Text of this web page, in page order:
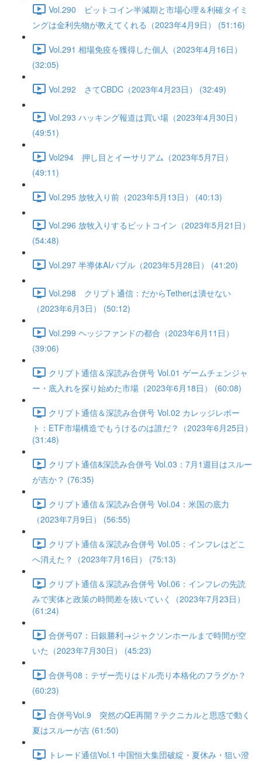
Vol.290 ビットコイン半減期と市場心理＆利確タイミ
ングは金利先物が教えてくれる（2023年4月9日） (51:16)
Vol.291 相場免疫を獲得した個人（2023年4月16日）
(32:05)
Vol.292 さてCBDC（2023年4月23日） (32:49)
Vol.293 ハッキング報道は買い場（2023年4月30日）
(49:51)
Vol294 押し目とイーサリアム（2023年5月7日）
(49:11)
Vol.295 放牧入り前（2023年5月13日） (40:13)
Vol.296 放牧入りするビットコイン（2023年5月21日）
(54:48)
Vol.297 半導体AIバブル（2023年5月28日） (41:20)
Vol.298 クリプト通信：だからTetherは潰せない
（2023年6月3日） (50:12)
Vol.299 ヘッジファンドの都合（2023年6月11日）
(39:06)
クリプト通信＆深読み合併号 Vol.01 ゲームチェンジャ
ー・底入れを探り始めた市場（2023年6月18日） (60:08)
クリプト通信＆深読み合併号 Vol.02 カレッジレポー
ト：ETF市場構造でもうけるのは誰だ？（2023年6月25日）
(31:48)
クリプト通信&深読み合併号 Vol.03：7月1週目はスルー
が吉か？ (76:35)
クリプト通信＆深読み合併号 Vol.04：米国の底力
（2023年7月9日） (56:55)
クリプト通信＆深読み合併号 Vol.05：インフレはどこ
へ消えた？（2023年7月16日） (75:13)
クリプト通信＆深読み合併号 Vol.06：インフレの先読
みで実体と政策の時間差を抜いていく（2023年7月23日）
(61:24)
合併号07：日銀勝利→ジャクソンホールまで時間が空
いた（2023年7月30日） (45:23)
合併号08：テザー売りはドル売り本格化のフラグか？
(60:23)
合併号Vol.9 突然のQE再開？テクニカルと思惑で動く
夏はスルーが吉 (61:50)
トレード通信Vol.1 中国恒⼤集団破綻・夏休み・狙い澄